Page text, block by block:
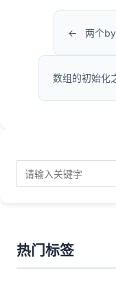
两个
数组的初始化
热门标签